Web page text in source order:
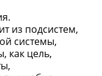
из подсистем,
системы,
как цель,